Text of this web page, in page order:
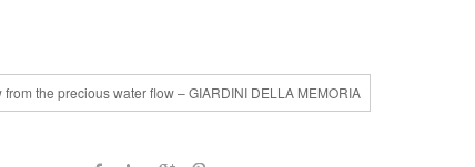
the precious water flow – GIARDINI DELLA MEMORIA